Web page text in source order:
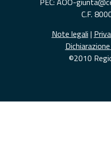
C.F.
Note legali |
©2010